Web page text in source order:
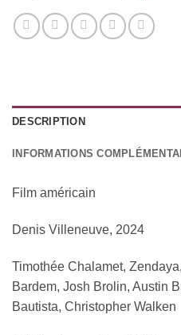
DESCRIPTION
INFORMATIONS
Film américain
Denis Villeneuve, 2024
Timothée Chalamet,
Bardem, Josh Brolin, Austin
Bautista, Christopher Walken